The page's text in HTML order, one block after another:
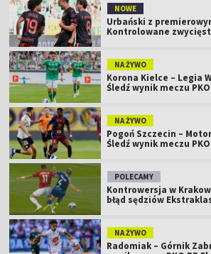
NOWE
Urbański z
Kontrolowane
NA ŻYWO
Korona Kielce – Legia
Śledź wynik meczu
NA ŻYWO
Pogoń Szczecin –
Śledź wynik meczu
POLECAMY
Kontrowersja w
błąd sędziów
NA ŻYWO
Radomiak – Górnik